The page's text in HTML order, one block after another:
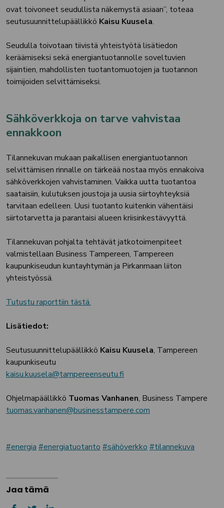
ovat toivoneet seudullista näkemystä asiaan”, toteaa
seutusuunnittelupäällikkö Kaisu Kuusela.
Seudulla toivotaan tiivistä yhteistyötä lisätiedon
keräämiseksi sekä energiantuotannolle soveltuvien
sijaintien, mahdollisten tuotantomuotojen ja tuotannon
toimijoiden selvittämiseksi.
Sähköverkkoja on tarve vahvistaa
ennakkoon
Tilannekuvan mukaan paikallisen energiantuotannon
selvittämisen rinnalle on tärkeää nostaa myös ennakoiva
sähköverkkojen vahvistaminen. Vaikka uutta tuotantoa
saataisiin, kulutuksen joustoja ja uusia siirtoyhteyksiä
tarvitaan edelleen. Uusi tuotanto kuitenkin vähentäisi
siirtotarvetta ja parantaisi alueen kriisinkestävyyttä.
Tilannekuvan pohjalta tehtävät jatkotoimenpiteet
valmistellaan Business Tampereen, Tampereen
kaupunkiseudun kuntayhtymän ja Pirkanmaan liiton
yhteistyössä.
Tutustu raporttiin tästä.
Lisätiedot:
Seutusuunnittelupäällikkö Kaisu Kuusela, Tampereen
kaupunkiseutu
kaisu.kuusela@tampereenseutu.fi
Ohjelmapäällikkö Tuomas Vanhanen, Business Tampere
tuomas.vanhanen@businesstampere.com
energia energiatuotanto sähöverkko tilannekuva
Jaa tämä